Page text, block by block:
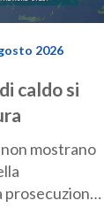
2026
caldo si
mostrano
prosecuzione